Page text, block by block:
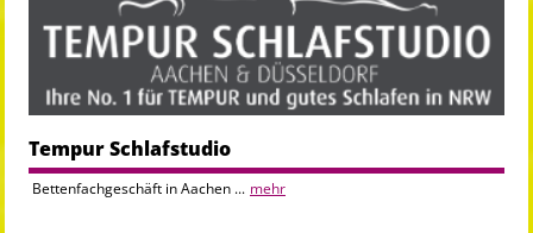
Tempur Schlafstudio
Bettenfachgeschäft in Aachen ... mehr